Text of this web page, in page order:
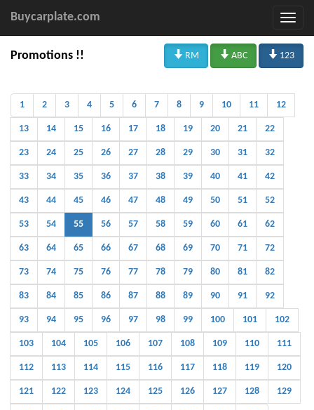
Buycarplate.com
Promotions !!  RM  ABC  123
1 2 3 4 5 6 7 8 9 10 11 12
13 14 15 16 17 18 19 20 21 22
23 24 25 26 27 28 29 30 31 32
33 34 35 36 37 38 39 40 41 42
43 44 45 46 47 48 49 50 51 52
53 54 55 56 57 58 59 60 61 62
63 64 65 66 67 68 69 70 71 72
73 74 75 76 77 78 79 80 81 82
83 84 85 86 87 88 89 90 91 92
93 94 95 96 97 98 99 100 101 102
103 104 105 106 107 108 109 110 111
112 113 114 115 116 117 118 119 120
121 122 123 124 125 126 127 128 129